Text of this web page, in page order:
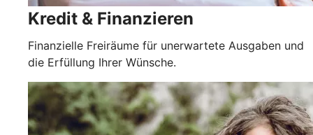
Kredit & Finanzieren
Finanzielle Freiräume für unerwartete Ausgaben und
die Erfüllung Ihrer Wünsche.